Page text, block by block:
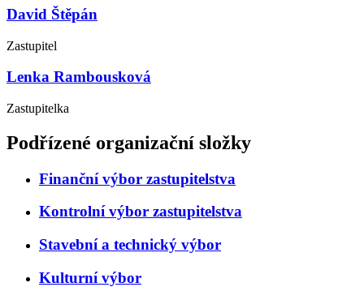
David Štěpán
Zastupitel
Lenka Rambousková
Zastupitelka
Podřízené organizační složky
Finanční výbor zastupitelstva
Kontrolní výbor zastupitelstva
Stavební a technický výbor
Kulturní výbor